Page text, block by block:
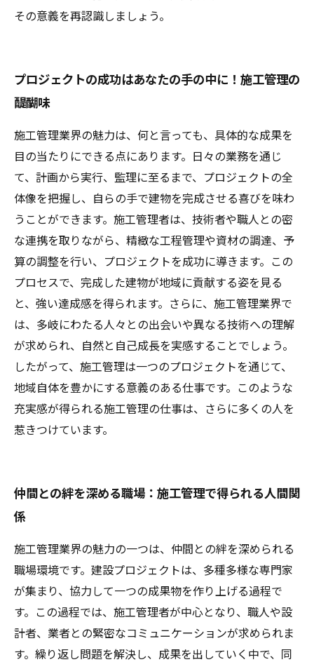
その意義を再認識しましょう。
プロジェクトの成功はあなたの手の中に！施工管理の
醍醐味
施工管理業界の魅力は、何と言っても、具体的な成果を
目の当たりにできる点にあります。日々の業務を通じ
て、計画から実行、監理に至るまで、プロジェクトの全
体像を把握し、自らの手で建物を完成させる喜びを味わ
うことができます。施工管理者は、技術者や職人との密
な連携を取りながら、精緻な工程管理や資材の調達、予
算の調整を行い、プロジェクトを成功に導きます。この
プロセスで、完成した建物が地域に貢献する姿を見る
と、強い達成感を得られます。さらに、施工管理業界で
は、多岐にわたる人々との出会いや異なる技術への理解
が求められ、自然と自己成長を実感することでしょう。
したがって、施工管理は一つのプロジェクトを通じて、
地域自体を豊かにする意義のある仕事です。このような
充実感が得られる施工管理の仕事は、さらに多くの人を
惹きつけています。
仲間との絆を深める職場：施工管理で得られる人間関
係
施工管理業界の魅力の一つは、仲間との絆を深められる
職場環境です。建設プロジェクトは、多種多様な専門家
が集まり、協力して一つの成果物を作り上げる過程で
す。この過程では、施工管理者が中心となり、職人や設
計者、業者との緊密なコミュニケーションが求められま
す。繰り返し問題を解決し、成果を出していく中で、同